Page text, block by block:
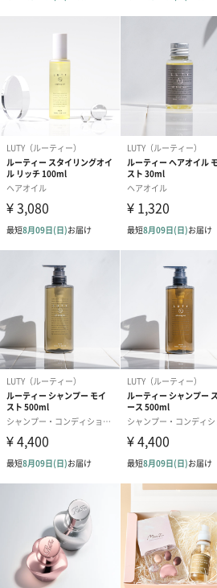
敏感肌でも安心の9種のフリー
パラベンフリー/硫酸系フリー/カオチ
アルコールフリー/エタノールフリー/合
剤フリー/合成ポリマーフリー
サロンクオリティ×肌へのやさしさを
髪内部の水分量に着目し、くせ・広がり
が悩む髪悩みを根本から改善すること
楽天ランキング1位24冠獲得。口コミ
香りに定評があります。
商品詳細情報
外装サイズ
幅3cmX縦3cmX高さ7.3cm
シクロペンタシロキサン
油、イソステアロイル加
Ｇ、スクワラン、イソス
ン、ラミナリアオクロロ
ノサ核油、マカデミア種
ナバラ果実油、 ヘマトコ